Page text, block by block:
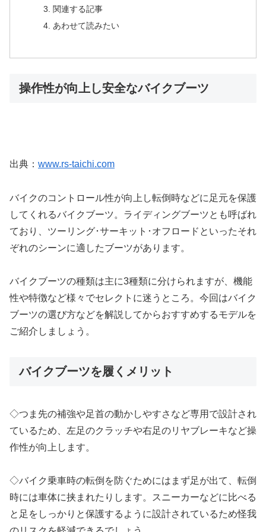
関連する記事
あわせて読みたい
操作性が向上し安全なバイクブーツ
出典： www.rs-taichi.com
バイクのコントロール性が向上し転倒時などに足元を保護
してくれるバイクブーツ。ライディングブーツとも呼ばれ
ており、ツーリング･サーキット･オフロードといったそれ
ぞれのシーンに適したブーツがあります。
バイクブーツの種類は主に3種類に分けられますが、機能
性や特徴など様々でセレクトに迷うところ。今回はバイク
ブーツの選び方などを解説してからおすすめするモデルを
ご紹介しましょう。
バイクブーツを履くメリット
◇つま先の補強や足首の動かしやすさなど専用で設計され
ているため、左足のクラッチや右足のリヤブレーキなど操
作性が向上します。
◇バイク乗車時の転倒を防ぐためにはまず足が出て、転倒
時には車体に挟まれたりします。スニーカーなどに比べる
と足をしっかりと保護するように設計されているため怪我